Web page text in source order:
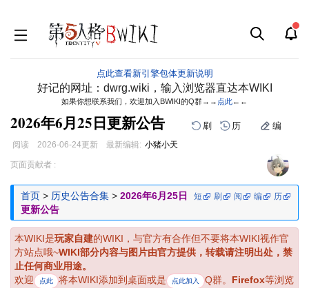
点此查看新引擎包体更新说明
好记的网址：dwrg.wiki，输入浏览器直达本WIKI
如果你想联系我们，欢迎加入BWIKI的Q群→→ 点此←←
2026年6月25日更新公告 刷 历 编
阅读 2026-06-24更新 最新编辑: 小猪小天
跳
导
跳
搜
页面贡献者 :
首页 > 历史公告合集 > 2026年6月25日
更新公告
短 刷 阅 编 历
本WIKI是玩家自建的WIKI，与官方有合作但不要将本WIKI视作官
方站点哦~WIKI部分内容与图片由官方提供，转载请注明出处，禁
止任何商业用途。
欢迎
点此 将本WIKI添加到桌面或是 点此加入 Q群。 Firefox等浏览